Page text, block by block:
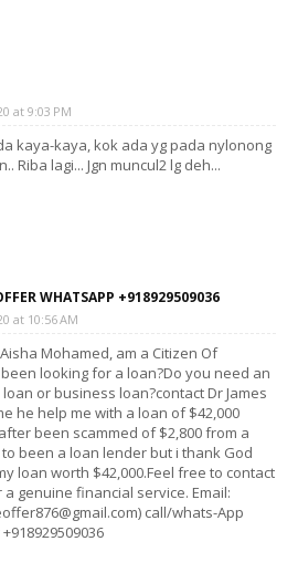
at 9:03 PM
kaya-kaya, kok ada yg pada nylonong
Riba lagi... Jgn muncul2 lg deh...
WHATSAPP +918929509036
at 10:56 AM
Mohamed, am a Citizen Of
looking for a loan?Do you need an
or business loan?contact Dr James
he help me with a loan of $42,000
been scammed of $2,800 from a
been a loan lender but i thank God
loan worth $42,000.Feel free to contact
genuine financial service. Email:
call/whats-App